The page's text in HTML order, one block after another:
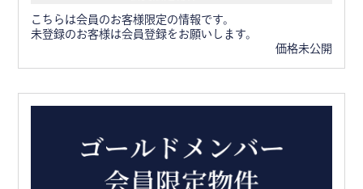
こちらは会員のお客様限定の情報です。
未登録のお客様は会員登録をお願いします。
価格未公開